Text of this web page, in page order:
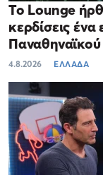
Το Lounge
κερδίσεις ένα
4.8.2026 ΕΛΛΑΔΑ